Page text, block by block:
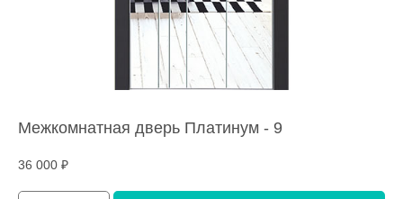
Межкомнатная дверь Платинум - 9
36 000 ₽